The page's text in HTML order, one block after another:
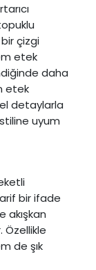
çizgi
etek
daha
etek
detaylarla
uyum
bir ifade
akışkan
Özellikle
de şık